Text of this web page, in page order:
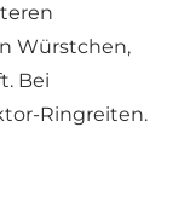
Würstchen,
Bei
Ringreiten.